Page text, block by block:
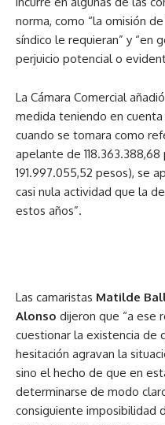
norma, como “la omisión
síndico le requieran” y “en
perjuicio potencial o
La Cámara Comercial
medida teniendo en cuenta
cuando se tomara como
apelante de
191.997.055,52 pesos), se
casi nula actividad que la
estos años”.
Las camaristas Matilde
Alonso dijeron que “a ese
cuestionar la existencia de
hesitación agravan la
sino el hecho de que en
determinarse de modo
consiguiente imposibilidad